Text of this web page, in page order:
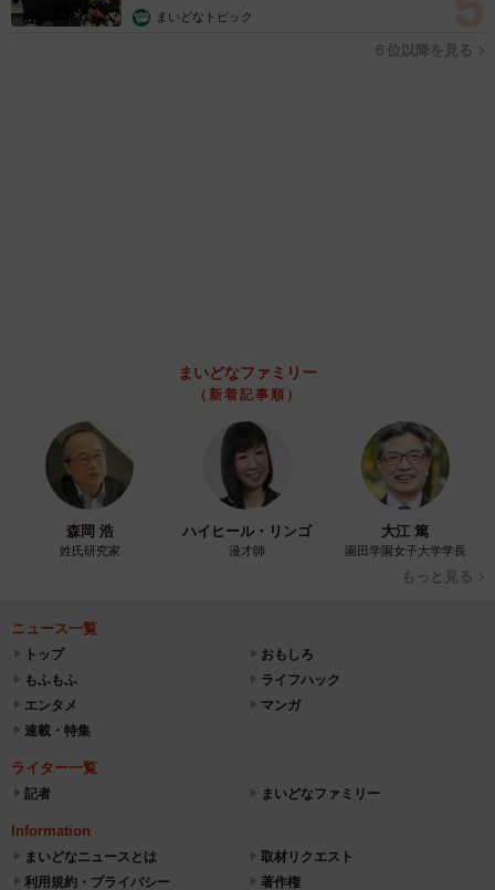
まいどなトピック
６位以降を見る
まいどなファミリー
（新着記事順）
森岡 浩
姓氏研究家
ハイヒール・リンゴ
漫才師
大江 篤
園田学園女子大学学長
もっと見る
ニュース一覧
トップ
おもしろ
もふもふ
ライフハック
エンタメ
マンガ
連載・特集
ライター一覧
記者 まいどなファミリー
Information
まいどなニュースとは
取材リクエスト
利用規約・プライバシー
著作権